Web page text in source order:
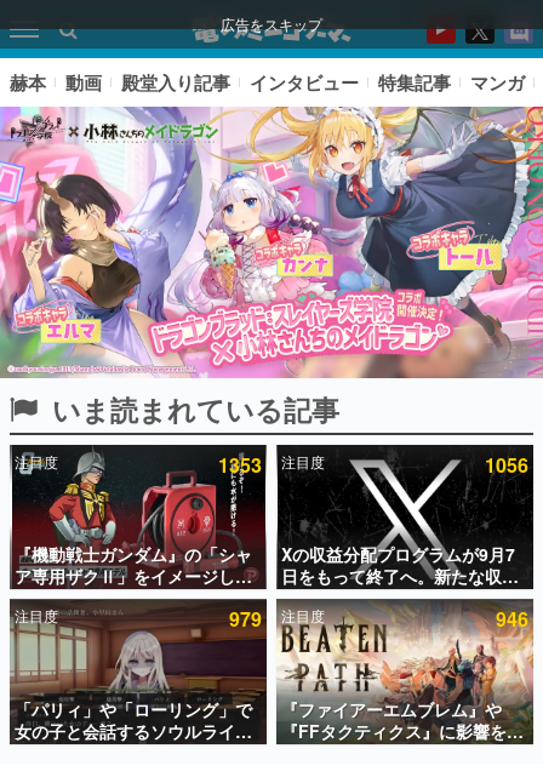
広告をスキップ
ピックアップ
電ファミのいま読まれている記事ランキング
アプリセール情報
インタビュー
連載・特集一覧
殿堂入り記事
SNS拡散数が数千以上！ ページビュー数万以上！ などな
ど。多くの人々に読まれた、電ファミ渾身の“殿堂入り”記
事をまとめました。
赫本 動画 殿堂入り記事 インタビュー 特集記事 マンガ
いま読まれている記事
注目度 1353
『機動戦士ガンダム』の「シャ
ア専用ザクⅡ」をイメージした
散水ホースリールが予約開始。
本体にはシャアのパーソナルマ
ークやジオン公国軍のエンブレ
ム、型式番号などを配置
注目度 1056
Xの収益分配プログラムが9月7
日をもって終了へ。新たな収益
化制度「Original Content
Rewards Program」を発表
注目度 979
「パリィ」や「ローリング」で
女の子と会話するソウルライク
恋愛ゲーム『小早川さんはソウ
注目度 946
『ファイアーエムブレム』や
『FFタクティクス』に影響を受
けた新作戦略RPG『Beaten